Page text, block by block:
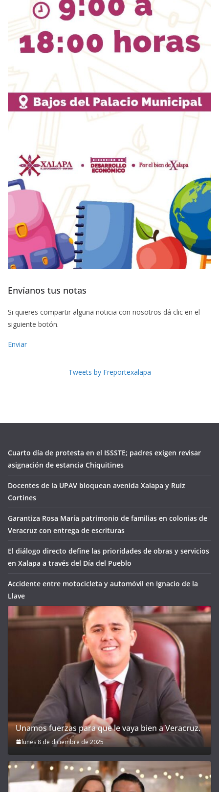
Envíanos tus notas
Si quieres compartir alguna noticia con nosotros dá clic en el
siguiente botón.
Enviar
Tweets by Freportexalapa
Cuarto día de protesta en el ISSSTE; padres exigen revisar
asignación de estancia Chiquitines
Docentes de la UPAV bloquean avenida Xalapa y Ruíz
Cortines
Garantiza Rosa María patrimonio de familias en colonias de
Veracruz con entrega de escrituras
El diálogo directo define las prioridades de obras y servicios
en Xalapa a través del Día del Pueblo
Accidente entre motocicleta y automóvil en Ignacio de la
Llave
Unamos fuerzas para que le vaya bien a Veracruz.
lunes 8 de diciembre de 2025